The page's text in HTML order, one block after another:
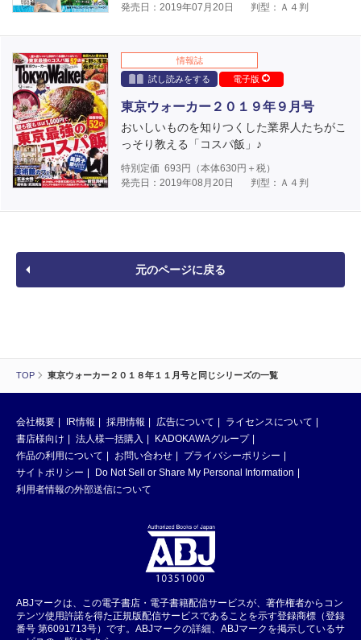
TOP 東京ウォーカー２０１８年１１月号と同じシリーズの一覧
発売日：2019年07月20日
判型：Ａ４判
情報誌
試し読みをする
電子版
東京ウォーカー２０１９年９月号
おいしいものを知りつくした業界人たちがこ
っそり教える「コスパ飯」♪
特別定価 693 円（本体630円＋税）
発売日：2019年08月20日
判型：Ａ４判
元のページに戻る
会社概要 IR情報 採用情報 広告について
ライセンスについて
書店様向け
法人様一括購入
KADOKAWAグループ
作品の利用について
お問い合わせ
プライバシーポリシー
サイトポリシー
Do Not Sell or Share My Personal Information
利用者情報の外部送信について
ABJマークは、この電子書店・電子書籍配信サービスが、著作権者からコン
テンツ使用許諾を得た正規版配信サービスであることを示す登録商標（登録
番号 第6091713号）です。ABJマークの詳細、ABJマークを掲示しているサ